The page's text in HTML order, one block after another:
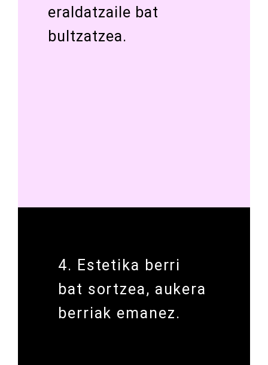
eraldatzaile bat
bultzatzea.
4. Estetika berri
bat sortzea, aukera
berriak emanez.